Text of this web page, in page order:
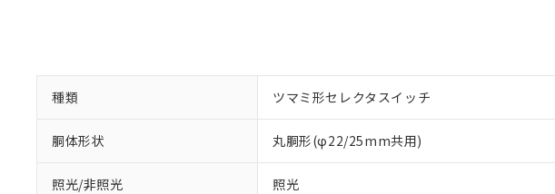
種類 ツマミ形セレクタスイッチ
胴体形状 丸胴形(φ22/25mm共用)
照光/非照光 照光